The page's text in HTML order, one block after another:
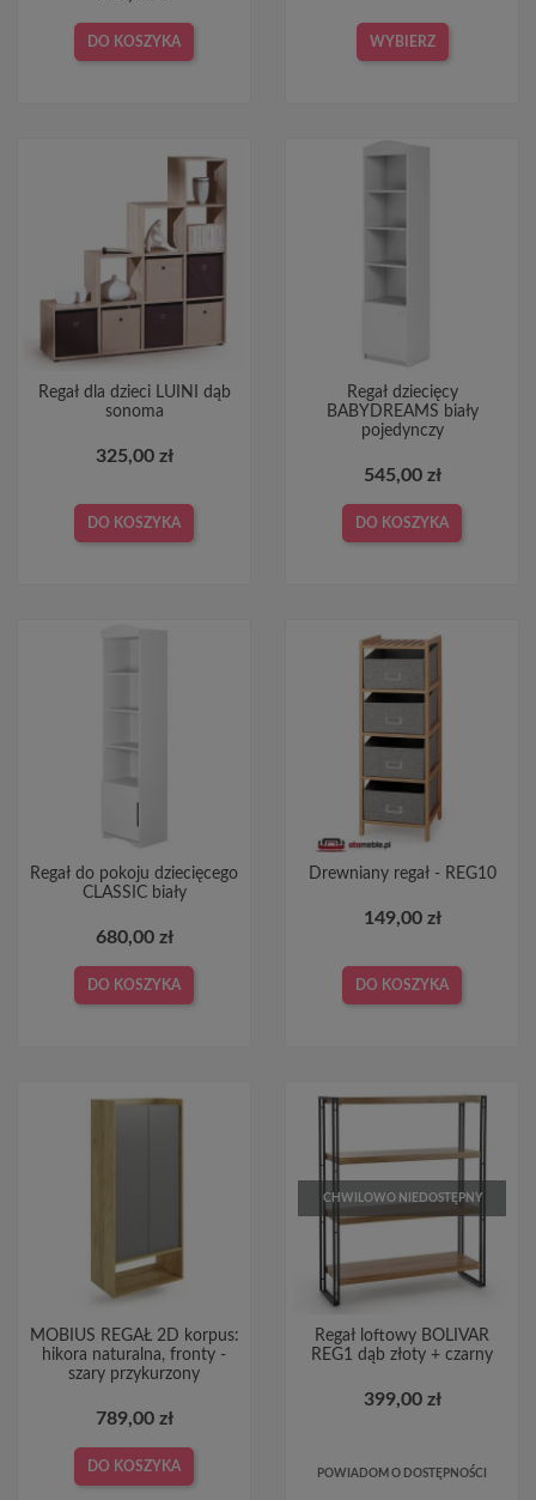
DO KOSZYKA WYBIERZ
Regał dla dzieci LUINI dąb
sonoma
325,00 zł
DO KOSZYKA
Regał dziecięcy
BABYDREAMS biały
pojedynczy
545,00 zł
DO KOSZYKA
Regał do pokoju dziecięcego
CLASSIC biały
680,00 zł
DO KOSZYKA
Drewniany regał - REG10
149,00 zł
DO KOSZYKA
MOBIUS REGAŁ 2D korpus:
hikora naturalna, fronty -
szary przykurzony
789,00 zł
DO KOSZYKA
CHWILOWO NIEDOSTĘPNY
Regał loftowy BOLIVAR
REG1 dąb złoty + czarny
399,00 zł
POWIADOM O DOSTĘPNOŚCI